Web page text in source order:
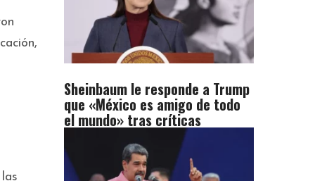
Sheinbaum le responde a Trump
que «México es amigo de todo
el mundo» tras críticas